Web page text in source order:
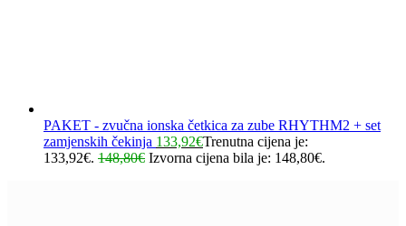
PAKET - zvučna ionska četkica za zube RHYTHM2 + set
zamjenskih čekinja 133,92€Trenutna cijena je:
133,92€. 148,80€ Izvorna cijena bila je: 148,80€.